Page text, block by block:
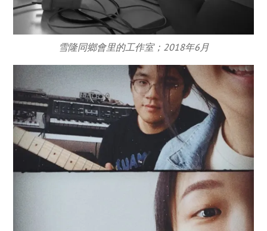
雪隆同鄉會里的工作室；2018年6月